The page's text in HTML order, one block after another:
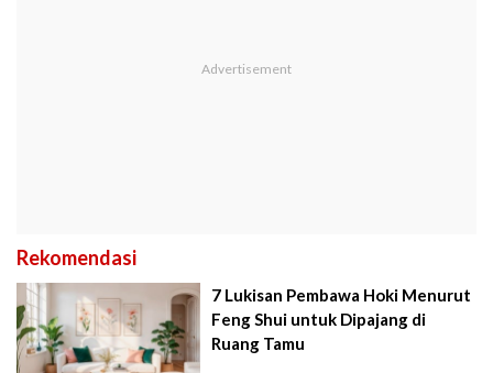
Rekomendasi
7 Lukisan Pembawa Hoki Menurut
Feng Shui untuk Dipajang di
Ruang Tamu